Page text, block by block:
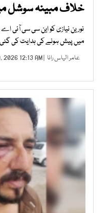
خلاف مبینہ سوشل
نورین نیازی کو این سی سی آئی اے
میں پیش ہونے کی ہدایت کی
عامر الیاس رانا | JUL 19, 2026 12:13 AM |